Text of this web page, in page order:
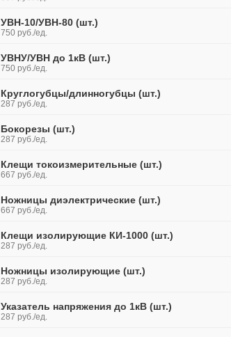
УВН-10/УВН-80 (шт.)
750 руб./ед.
УВНУ/УВН до 1кВ (шт.)
750 руб./ед.
Круглогубцы/длинногубцы (шт.)
287 руб./ед.
Бокорезы (шт.)
287 руб./ед.
Клещи токоизмерительные (шт.)
667 руб./ед.
Ножницы диэлектрические (шт.)
667 руб./ед.
Клещи изолирующие КИ-1000 (шт.)
287 руб./ед.
Ножницы изолирующие (шт.)
287 руб./ед.
Указатель напряжения до 1кВ (шт.)
287 руб./ед.